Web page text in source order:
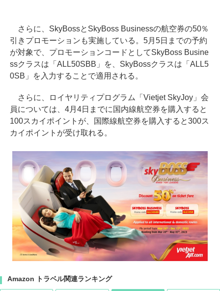
さらに、SkyBossとSkyBoss Businessの航空券の50％
引きプロモーションも実施している。5月5日までの予約
が対象で、プロモーションコードとしてSkyBoss Busine
ssクラスは「ALL50SBB」を、SkyBossクラスは「ALL5
0SB」を入力することで適用される。
さらに、ロイヤリティプログラム「Vietjet SkyJoy」会
員については、4月4日までに国内線航空券を購入すると
100スカイポイントが、国際線航空券を購入すると300ス
カイポイントが受け取れる。
Amazon トラベル関連ランキング